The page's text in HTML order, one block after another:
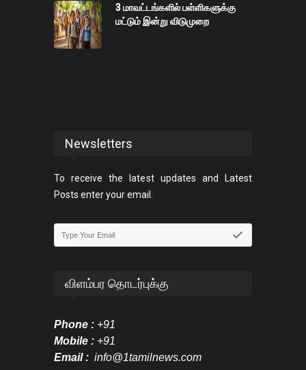
3 மாவட்டங்களில் பள்ளிகளுக்கு
மட்டும் இன்று விடுமுறை
Newsletters
To receive the latest updates and Latest
Posts enter your email.
விளம்பர தொடர்புக்கு
Phone : +91
Mobile : +91
Email : info@1tamilnews.com